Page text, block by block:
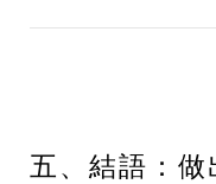
五、結語：